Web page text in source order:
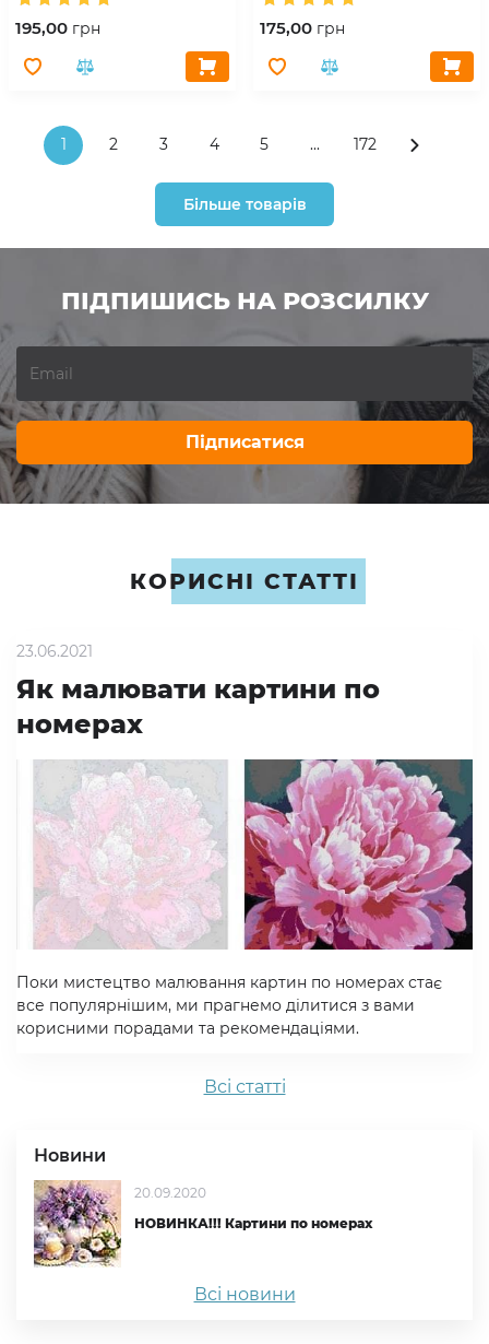
195,00 грн 175,00 грн
1 2 3 4 5 ... 172
Більше товарів
ПІДПИШИСЬ НА РОЗСИЛКУ
Підписатися
КОРИСНІ СТАТТІ
23.06.2021
Як малювати картини по
номерах
Поки мистецтво малювання картин по номерах стає
все популярнішим, ми прагнемо ділитися з вами
корисними порадами та рекомендаціями.
Всi статтi
Новини
20.09.2020
НОВИНКА!!! Картини по номерах
Всі новини